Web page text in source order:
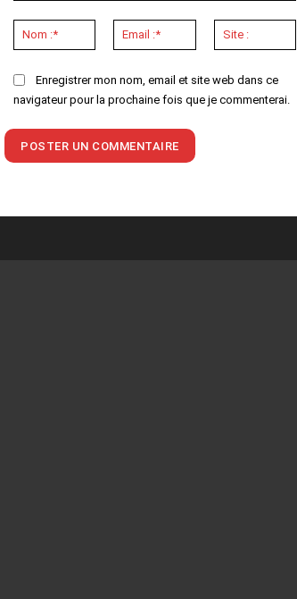
Nom
:*
Email
:*
:
Enregistrer mon nom, email et site web dans ce
navigateur pour la prochaine fois que je commenterai.